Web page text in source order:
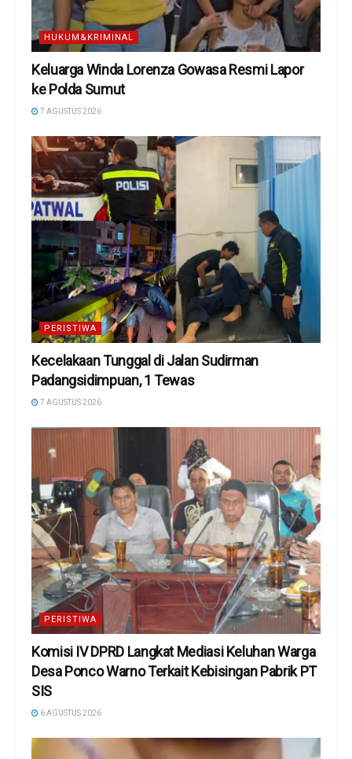
HUKUM&KRIMINAL
Keluarga Winda Lorenza Gowasa Resmi Lapor
ke Polda Sumut
7 AGUSTUS 2026
PERISTIWA
Kecelakaan Tunggal di Jalan Sudirman
Padangsidimpuan, 1 Tewas
7 AGUSTUS 2026
PERISTIWA
Komisi IV DPRD Langkat Mediasi Keluhan Warga
Desa Ponco Warno Terkait Kebisingan Pabrik PT
SIS
6 AGUSTUS 2026